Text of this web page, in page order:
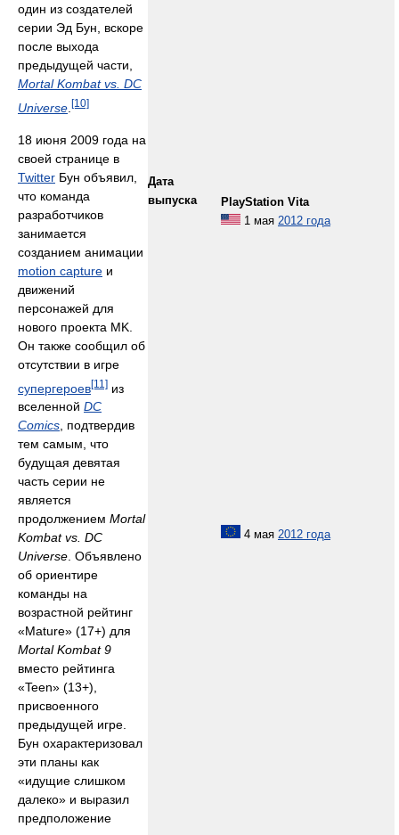
Дата
выпуска
PlayStation Vita
1 мая 2012 года
4 мая 2012 года
один из создателей
серии Эд Бун, вскоре
после выхода
предыдущей части,
Mortal Kombat vs. DC
Universe [10]
18 июня 2009 года на
своей странице в
Twitter Бун объявил,
что команда
разработчиков
занимается
созданием анимации
motion capture и
движений
персонажей для
нового проекта MK.
Он также сообщил об
отсутствии в игре
супергероев[11] из
вселенной DC
Comics, подтвердив
тем самым, что
будущая девятая
часть серии не
является
продолжением Mortal
Kombat vs. DC
Universe. Объявлено
об ориентире
команды на
возрастной рейтинг
«Mature» (17+) для
Mortal Kombat 9
вместо рейтинга
«Teen» (13+),
присвоенного
предыдущей игре.
Бун охарактеризовал
эти планы как
«идущие слишком
далеко» и выразил
предположение